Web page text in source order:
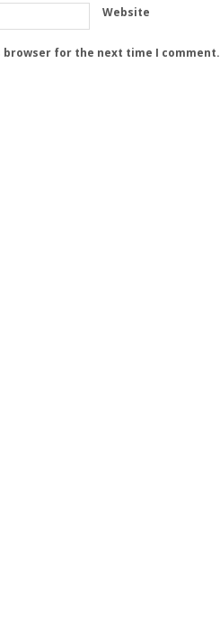
Website
browser for the next time I comment.